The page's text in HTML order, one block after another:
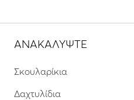
ΑΝΑΚΑΛΥΨΤΕ
Σκουλαρίκια
Δαχτυλίδια